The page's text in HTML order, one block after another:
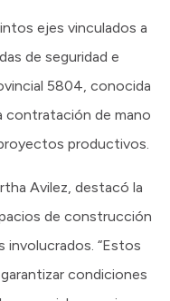
ejes vinculados a
de seguridad e
5804, conocida
contratación de mano
productivos.
Avilez, destacó la
de construcción
“Estos
condiciones